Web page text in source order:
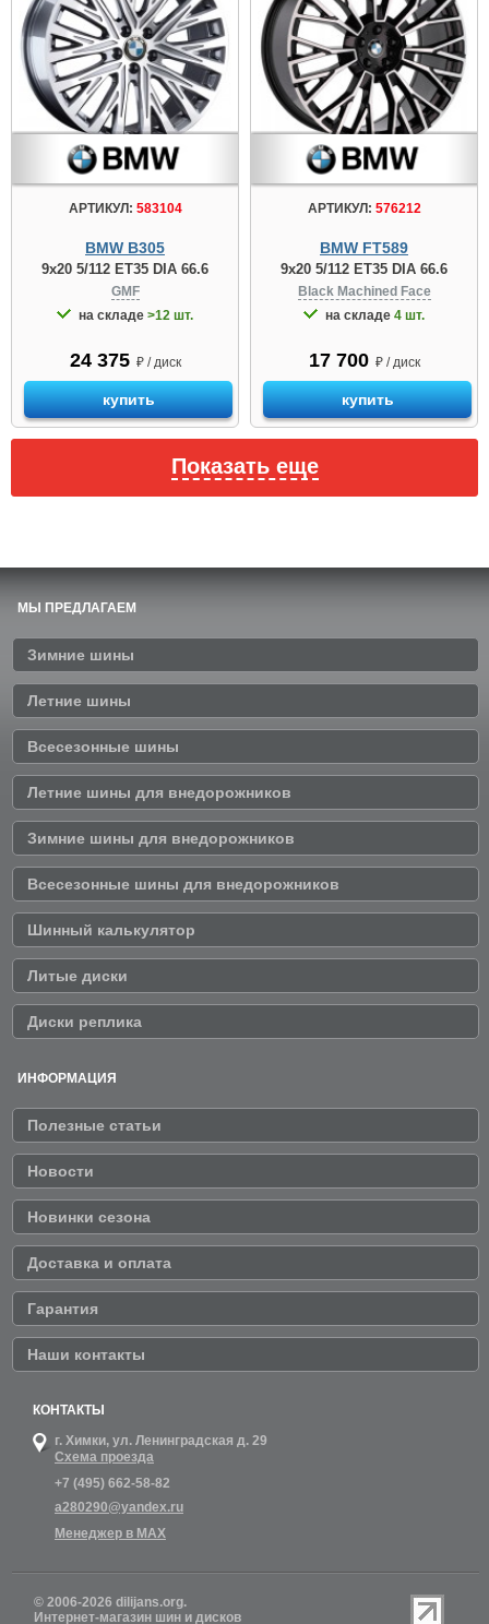
АРТИКУЛ: 583104
BMW B305
9x20 5/112 ET35 DIA 66.6
GMF
на складе >12 шт.
24 375 ₽ / диск
купить
АРТИКУЛ: 576212
BMW FT589
9x20 5/112 ET35 DIA 66.6
Black Machined Face
на складе 4 шт.
17 700 ₽ / диск
купить
Показать еще
МЫ ПРЕДЛАГАЕМ
Зимние шины
Летние шины
Всесезонные шины
Летние шины для внедорожников
Зимние шины для внедорожников
Всесезонные шины для внедорожников
Шинный калькулятор
Литые диски
Диски реплика
ИНФОРМАЦИЯ
Полезные статьи
Новости
Новинки сезона
Доставка и оплата
Гарантия
Наши контакты
КОНТАКТЫ
г. Химки, ул. Ленинградская д. 29
Схема проезда
+7 (495) 662-58-82
a280290@yandex.ru
Менеджер в MAX
© 2006-2026 dilijans.org.
Интернет-магазин шин и дисков